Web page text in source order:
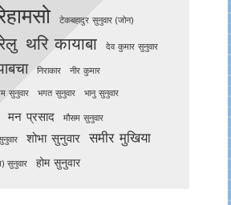
टेकबहादुर सुनुवार (जोन)
थरि कायाबा देव कुमार सुनुवार
निराकार नीर कुमार
सुनुवार भगत सुनुवार भानु सुनुवार
मन प्रसाद मौसम सुनुवार
शोभा सुनुवार समीर मुखिया
सुनुवार होम सुनुवार